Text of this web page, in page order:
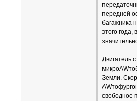
передней
багажника
этого года,
Двигатель
Земли.
свободное